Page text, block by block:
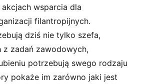
wsparcia dla
filantropijnych.
dziś nie tylko szefa,
zadań zawodowych,
potrzebują swego rodzaju
pokaże im zarówno jaki jest